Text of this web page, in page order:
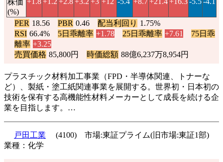
(%)
PER 18.56 PBR 0.46 配当利回り 1.75%
RSI 66.4% 5日乖離率 +1.78 25日乖離率 +7.61
75日乖
離率 +3.25
売買価格 85,800円 時価総額 88億6,237万8,954円
プラスチック材料加工事業（FPD・半導体関連、トナーな
ど）、製紙・塗工紙関連事業を展開する。世界初・日本初の
技術を保有する高機能性材料メーカーとして成長を続ける企
業を目指します。…
戸田工業
(4100) 市場:東証プライム(旧市場:東証1部)
業種：化学